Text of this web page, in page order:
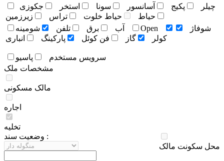
چيلر
پکيج آسانسور سونا استخر
جکوزی
حياط
حياط خلوت تراس
زيرزمين
آب
برق تلفن شومينه Open
شوفاژ
کولر
گاز فن کوئل پارکينگ انباری
سرويس مستخدم
پاسيو
مشخصات ملک
مالک مسکونی
اجاره
تخلیه
محل سکونت مالک
وضعيت سند :